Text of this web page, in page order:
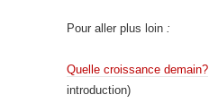
Pour aller plus loin :
Quelle croissance demain?
introduction)